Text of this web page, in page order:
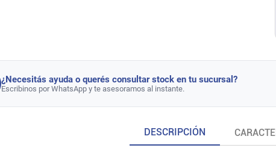
¿Necesitás ayuda o querés consultar stock en tu sucursal?
Escribinos por WhatsApp y te asesoramos al instante.
DESCRIPCIÓN